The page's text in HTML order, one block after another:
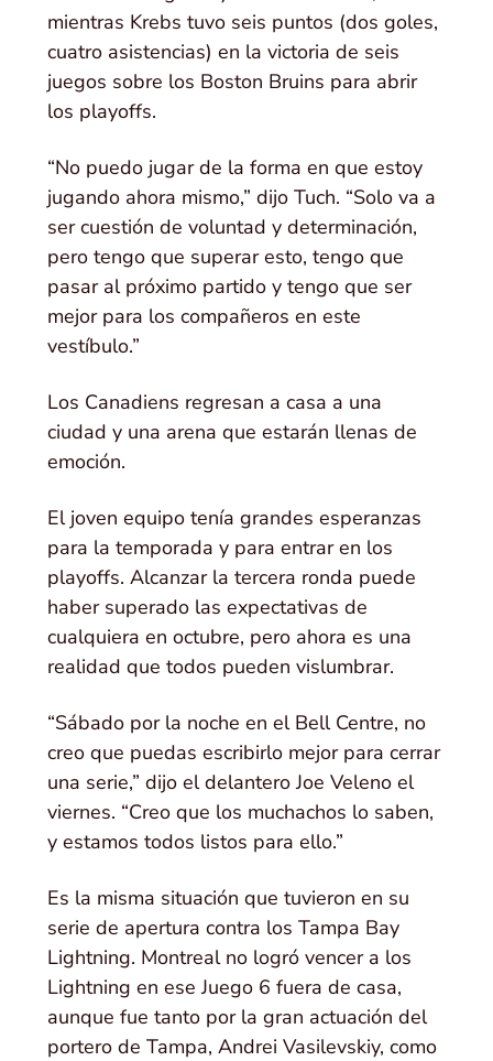
mientras Krebs tuvo seis puntos (dos goles,
cuatro asistencias) en la victoria de seis
juegos sobre los Boston Bruins para abrir
los playoffs.
“No puedo jugar de la forma en que estoy
jugando ahora mismo,” dijo Tuch. “Solo va a
ser cuestión de voluntad y determinación,
pero tengo que superar esto, tengo que
pasar al próximo partido y tengo que ser
mejor para los compañeros en este
vestíbulo.”
Los Canadiens regresan a casa a una
ciudad y una arena que estarán llenas de
emoción.
El joven equipo tenía grandes esperanzas
para la temporada y para entrar en los
playoffs. Alcanzar la tercera ronda puede
haber superado las expectativas de
cualquiera en octubre, pero ahora es una
realidad que todos pueden vislumbrar.
“Sábado por la noche en el Bell Centre, no
creo que puedas escribirlo mejor para cerrar
una serie,” dijo el delantero Joe Veleno el
viernes. “Creo que los muchachos lo saben,
y estamos todos listos para ello.”
Es la misma situación que tuvieron en su
serie de apertura contra los Tampa Bay
Lightning. Montreal no logró vencer a los
Lightning en ese Juego 6 fuera de casa,
aunque fue tanto por la gran actuación del
portero de Tampa, Andrei Vasilevskiy, como